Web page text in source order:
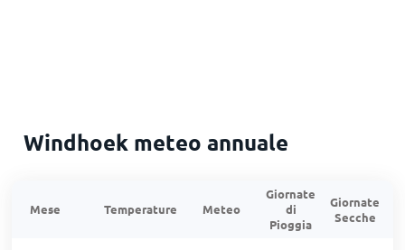
Windhoek meteo annuale
Mese Temperature Meteo
Giornate
di
Pioggia
Giornate
Secche